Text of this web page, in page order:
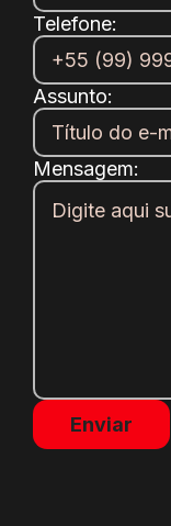
Telefone:
Assunto:
Mensagem: